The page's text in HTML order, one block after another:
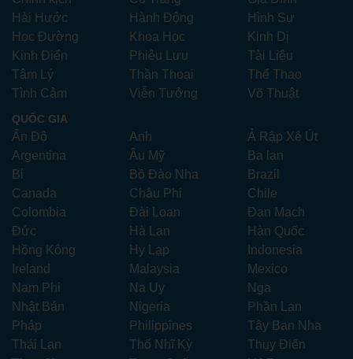
Hài Hước
Hành Động
Hình Sự
Học Đường
Khoa Học
Kinh Dị
Kinh Điển
Phiêu Lưu
Tài Liệu
Tâm Lý
Thần Thoại
Thể Thao
Tình Cảm
Viễn Tưởng Võ Thuật
QUỐC GIA
Ấn Độ Anh
Ả Rập Xê Út
Argentina
Âu Mỹ
Ba lan
Bỉ
Bồ Đào Nha
Brazil
Canada
Châu Phi
Chile
Colombia
Đài Loan
Đan Mạch
Đức
Hà Lan
Hàn Quốc
Hồng Kông
Hy Lạp
Indonesia
Ireland
Malaysia
Mexico
Nam Phi
Na Uy
Nga
Nhật Bản
Nigeria
Phần Lan
Pháp
Philippines
Tây Ban Nha
Thái Lan
Thổ Nhĩ Kỳ
Thụy Điển